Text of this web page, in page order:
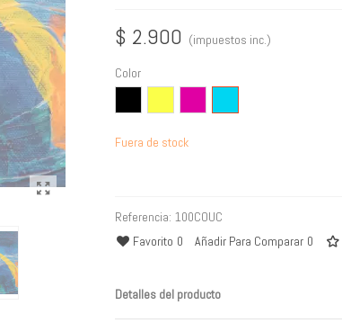
$ 2.900 (impuestos inc.)
Color
Fuera de stock
Referencia: 100COUC
Favorito 0 Añadir Para Comparar 0
Detalles del producto